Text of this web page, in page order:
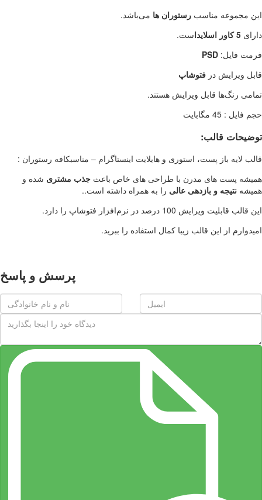
این مجموعه مناسب رستوران ها می‌باشد.
دارای
ست.
فرمت فایل: PSD
قابل ویرایش در فتوشاپ
تمامی رنگ‌ها قابل ویرایش هستند.
حجم فایل : 45 مگابایت
توضیحات قالب:
قالب لایه باز پست، استوری و هایلایت اینستاگرام – مناسبکافه رستوران :
همیشه پست های مدرن با طراحی های خاص باعث جذب مشتری شده و
همیشه نتیجه و بازدهی عالی را به همراه داشته است..
این قالب قابلیت ویرایش 100 درصد در نرم‌افزار فتوشاپ را دارد.
امیدوارم از این قالب زیبا کمال استفاده را ببرید.
پرسش و پاسخ